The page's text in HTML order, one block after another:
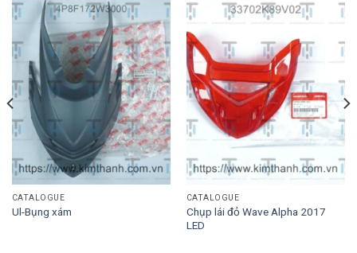
CATALOGUE
Ul-Bụng xám
CATALOGUE
Chụp lái đỏ Wave Alpha 2017
LED